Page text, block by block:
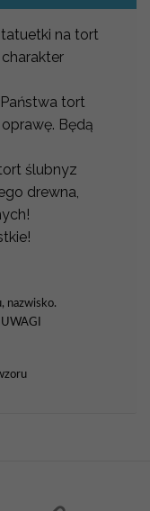
na tort
tort
Będą
ślubnyz
drewna,
nazwisko.